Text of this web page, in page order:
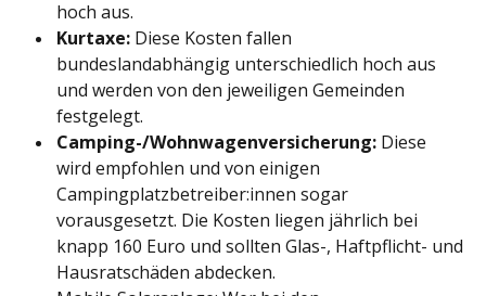
hoch aus.
Kurtaxe: Diese Kosten fallen
bundeslandabhängig unterschiedlich hoch aus
und werden von den jeweiligen Gemeinden
festgelegt.
Camping-/Wohnwagenversicherung: Diese
wird empfohlen und von einigen
Campingplatzbetreiber:innen sogar
vorausgesetzt. Die Kosten liegen jährlich bei
knapp 160 Euro und sollten Glas-, Haftpflicht- und
Hausratschäden abdecken.